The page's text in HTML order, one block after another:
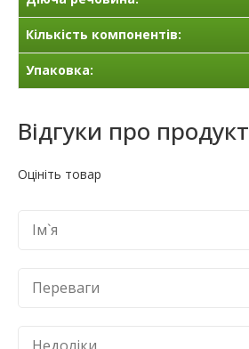
Кількість компонентів:
Упаковка:
Відгуки про продукт
Оцініть товар